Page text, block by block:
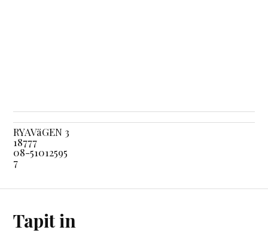
RYAVäGEN 3
18777
08-51012595
7
Tapit in